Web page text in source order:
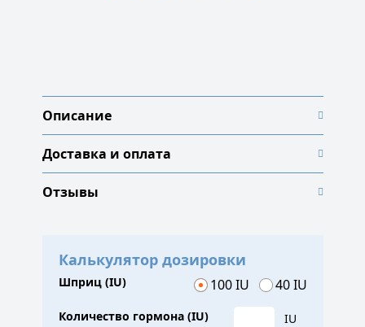
Описание
Доставка и оплата
Отзывы
Калькулятор дозировки
Шприц (IU) 100 IU 40 IU
Количество гормона (IU)
IU